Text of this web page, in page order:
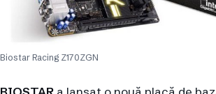
Biostar Racing Z170ZGN